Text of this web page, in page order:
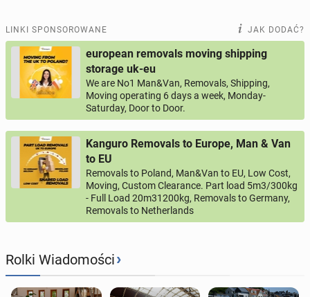
LINKI SPONSOROWANE JAK DODAĆ?
european removals moving shipping
storage uk-eu
We are No1 Man&Van, Removals, Shipping,
Moving operating 6 days a week, Monday-
Saturday, Door to Door.
Kanguro Removals to Europe, Man & Van
to EU
Removals to Poland, Man&Van to EU, Low Cost,
Moving, Custom Clearance. Part load 5m3/300kg
- Full Load 20m31200kg, Removals to Germany,
Removals to Netherlands
Rolki Wiadomości›